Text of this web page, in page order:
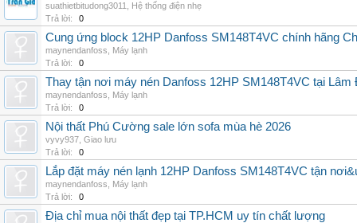
suathietbitudong3011
Hệ thống điện nhẹ
Trả lời:
0
Cung ứng block 12HP Danfoss SM148T4VC chính hãng
maynendanfoss
Máy lạnh
Trả lời:
0
Thay tận nơi máy nén Danfoss 12HP SM148T4VC tại
maynendanfoss
Máy lạnh
Trả lời:
0
Nội thất Phú Cường sale lớn sofa mùa hè 2026
vyvy937 Giao lưu
Trả lời:
0
Lắp đặt máy nén lạnh 12HP Danfoss SM148T4VC tận
maynendanfoss
Máy lạnh
Trả lời:
0
Địa chỉ mua nội thất đẹp tại TP.HCM uy tín chất lượng